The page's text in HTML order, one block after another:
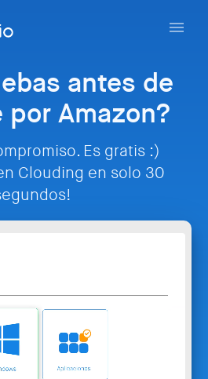
antes de
Amazon?
Es gratis :)
Clouding en solo 30